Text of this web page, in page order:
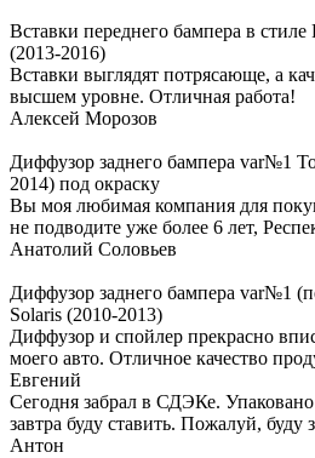
Вставки переднего бампера в
(2013-2016)
Вставки выглядят потрясающе, а
высшем уровне. Отличная работа!
Алексей Морозов
Диффузор заднего бампера var№1
2014) под окраску
Вы моя любимая компания для
не подводите уже более 6 лет,
Анатолий Соловьев
Диффузор заднего бампера var№1
Solaris (2010-2013)
Диффузор и спойлер прекрасно
моего авто. Отличное качество
Евгений
Сегодня забрал в СДЭКе.
завтра буду ставить. Пожалуй, буду
Антон